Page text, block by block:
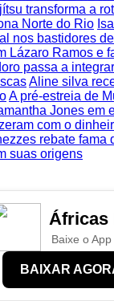
transforma a
Norte do Rio
nos bastidores
Lázaro Ramos e
passa a
Aline silva
A pré-estreia de
Jones em
com o
rebate fama
suas origens
Áfricas
Baixe o
BAIXAR